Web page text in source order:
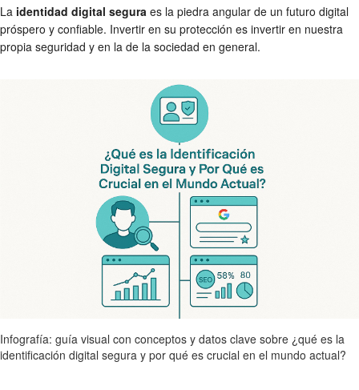
La identidad digital segura es la piedra angular de un futuro digital
próspero y confiable. Invertir en su protección es invertir en nuestra
propia seguridad y en la de la sociedad en general.
Infografía: guía visual con conceptos y datos clave sobre ¿qué es la
identificación digital segura y por qué es crucial en el mundo actual?